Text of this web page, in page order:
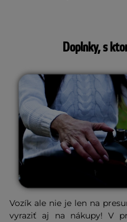
Doplnky, s
Vozík ale nie je len na
vyraziť aj na nákupy! V